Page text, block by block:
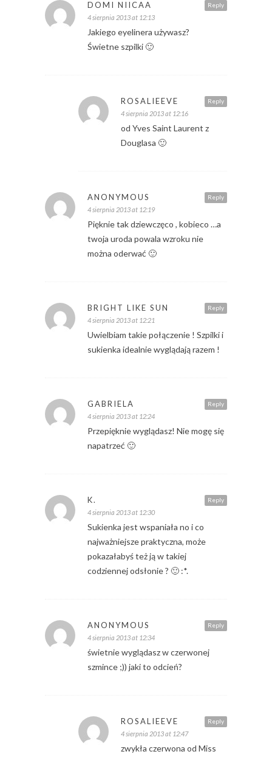
Reply
DOMI NIICAA
4 sierpnia 2013 at 12:13
Jakiego eyelinera używasz?
Świetne szpilki 🙂
Reply
ROSALIEEVE
4 sierpnia 2013 at 12:16
od Yves Saint Laurent z
Douglasa 🙂
Reply
ANONYMOUS
4 sierpnia 2013 at 12:19
Pięknie tak dziewczęco , kobieco …a
twoja uroda powala wzroku nie
można oderwać 🙂
Reply
BRIGHT LIKE SUN
4 sierpnia 2013 at 12:21
Uwielbiam takie połączenie ! Szpilki i
sukienka idealnie wyglądają razem !
Reply
GABRIELA
4 sierpnia 2013 at 12:24
Przepięknie wyglądasz! Nie mogę się
napatrzeć 🙂
Reply
K.
4 sierpnia 2013 at 12:30
Sukienka jest wspaniała no i co
najważniejsze praktyczna, może
pokazałabyś też ją w takiej
codziennej odsłonie ? 🙂 :*.
Reply
ANONYMOUS
4 sierpnia 2013 at 12:34
świetnie wyglądasz w czerwonej
szmince ;)) jaki to odcień?
Reply
ROSALIEEVE
4 sierpnia 2013 at 12:47
zwykła czerwona od Miss